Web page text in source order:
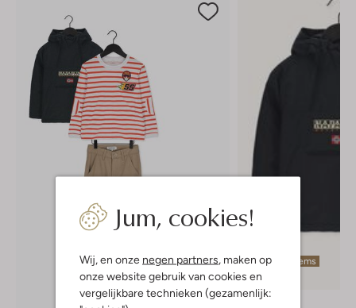
Jum, cookies!
Wij, en onze negen partners, maken op
onze website gebruik van cookies en
vergelijkbare technieken (gezamenlijk:
Laatste items
-50%
Napapijri